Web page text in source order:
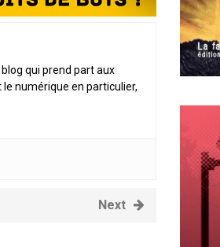
qui prend part aux
numérique en particulier,
Next